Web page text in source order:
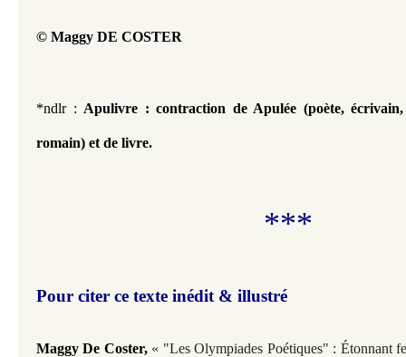
© Maggy DE COSTER
*ndlr : Apulivre : contraction de Apulée (poète,
romain) et de livre.
***
Pour citer ce texte inédit & illustré
Maggy De Coster, « "Les Olympiades Poétiques" : Étonnant